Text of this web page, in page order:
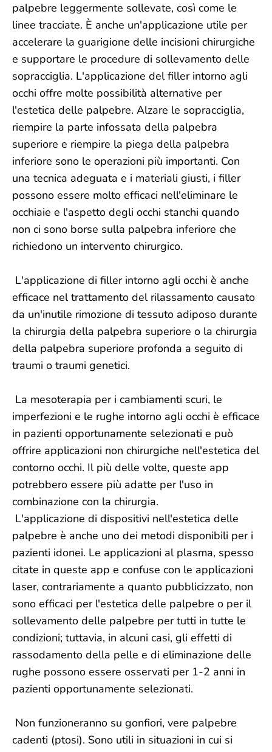
palpebre leggermente sollevate, così come le
linee tracciate. È anche un'applicazione utile per
accelerare la guarigione delle incisioni chirurgiche
e supportare le procedure di sollevamento delle
sopracciglia. L'applicazione del filler intorno agli
occhi offre molte possibilità alternative per
l'estetica delle palpebre. Alzare le sopracciglia,
riempire la parte infossata della palpebra
superiore e riempire la piega della palpebra
inferiore sono le operazioni più importanti. Con
una tecnica adeguata e i materiali giusti, i filler
possono essere molto efficaci nell'eliminare le
occhiaie e l'aspetto degli occhi stanchi quando
non ci sono borse sulla palpebra inferiore che
richiedono un intervento chirurgico.
L'applicazione di filler intorno agli occhi è anche
efficace nel trattamento del rilassamento causato
da un'inutile rimozione di tessuto adiposo durante
la chirurgia della palpebra superiore o la chirurgia
della palpebra superiore profonda a seguito di
traumi o traumi genetici.
La mesoterapia per i cambiamenti scuri, le
imperfezioni e le rughe intorno agli occhi è efficace
in pazienti opportunamente selezionati e può
offrire applicazioni non chirurgiche nell'estetica del
contorno occhi. Il più delle volte, queste app
potrebbero essere più adatte per l'uso in
combinazione con la chirurgia.
L'applicazione di dispositivi nell'estetica delle
palpebre è anche uno dei metodi disponibili per i
pazienti idonei. Le applicazioni al plasma, spesso
citate in queste app e confuse con le applicazioni
laser, contrariamente a quanto pubblicizzato, non
sono efficaci per l'estetica delle palpebre o per il
sollevamento delle palpebre per tutti in tutte le
condizioni; tuttavia, in alcuni casi, gli effetti di
rassodamento della pelle e di eliminazione delle
rughe possono essere osservati per 1-2 anni in
pazienti opportunamente selezionati.
Non funzioneranno su gonfiori, vere palpebre
cadenti (ptosi). Sono utili in situazioni in cui si